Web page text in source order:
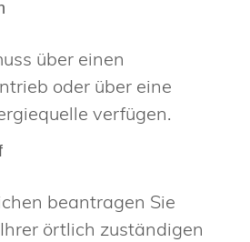
über einen
oder über eine
verfügen.
beantragen Sie
örtlich zuständigen